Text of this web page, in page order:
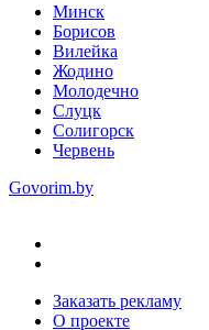
Минск
Борисов
Вилейка
Жодино
Молодечно
Слуцк
Солигорск
Червень
Govorim.by
Заказать рекламу
О проекте